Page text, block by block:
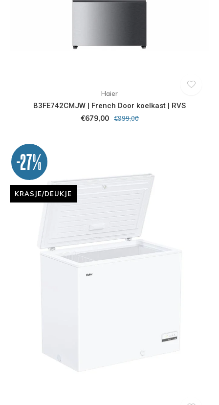
Haier
B3FE742CMJW | French Door koelkast | RVS
€679,00 €999,00
-27%
KRASJE/DEUKJE